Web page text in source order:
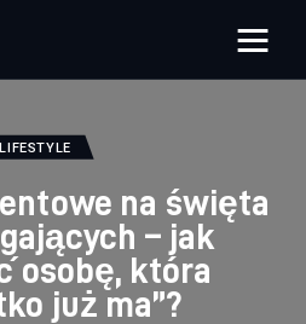
LIFESTYLE
na święta
– jak
osobę, która
już ma”?